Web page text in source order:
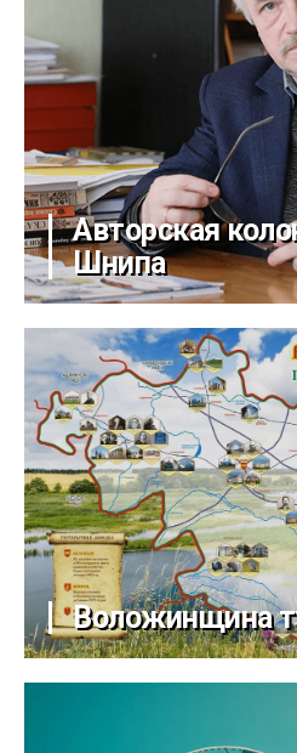
Авторская
Шнипа
Воложинщина